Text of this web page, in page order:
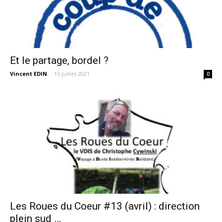
Et le partage, bordel ?
Vincent EDIN - 13 juillet 2021 0
Les Roues du Coeur #13 (avril) : direction
plein sud …